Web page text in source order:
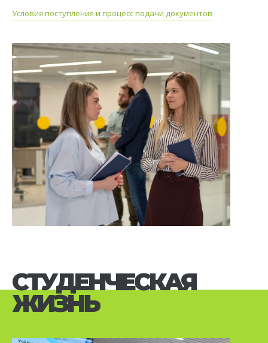
Условия поступления и процесс подачи документов
СТУДЕНЧЕСКАЯ
ЖИЗНЬ